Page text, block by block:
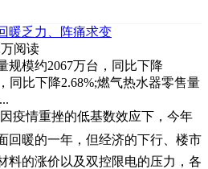
暖乏力、阵痛求变
阅读
规模约2067万台，同比下降
同比下降2.68%;燃气热水器零售量
疫情重挫的低基数效应下，今年
回暖的一年，但经济的下行、楼市
料的涨价以及双控限电的压力，各